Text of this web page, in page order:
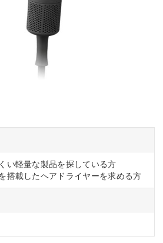
い軽量な製品を探している方
搭載したヘアドライヤーを求める方